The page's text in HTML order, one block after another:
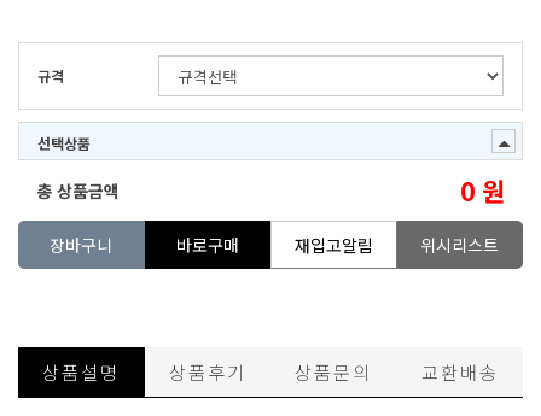
규격
선택상품
총 상품금액 0 원
장바구니 바로구매 재입고알림 위시리스트
상품설명 상품후기 상품문의 교환배송